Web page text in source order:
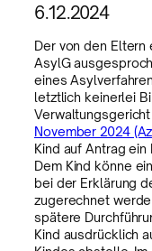
6.12.2024
Der von den Eltern
AsylG
eines
letztlich keinerlei
November 2024
Kind auf Antrag
Dem Kind könne
bei der Erklärung
zugerechnet
spätere
Kind ausdrücklich